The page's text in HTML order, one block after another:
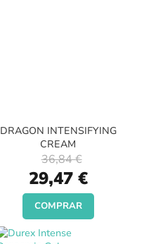
DRAGON INTENSIFYING
CREAM
Special
Price
29,47 €
36,84 €
COMPRAR